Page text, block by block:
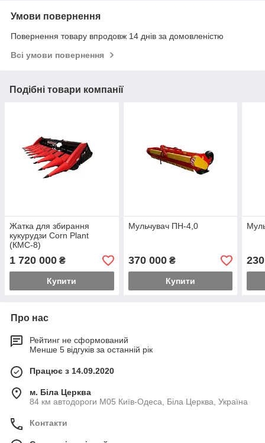
Умови повернення
Повернення товару впродовж 14 днів за домовленістю
Всі умови повернення
Подібні товари компанії
Жатка для збирання
кукурудзи Corn Plant
(КМС-8)
1 720 000 ₴
Купити
Мульчувач ПН-4,0
370 000₴
Купити
Про нас
Рейтинг не сформований
Менше 5 відгуків за останній рік
Працює з 14.09.2020
м. Біла Церква
84 км автодороги М05 Київ-Одеса, Біла Церква, Україна
Контакти